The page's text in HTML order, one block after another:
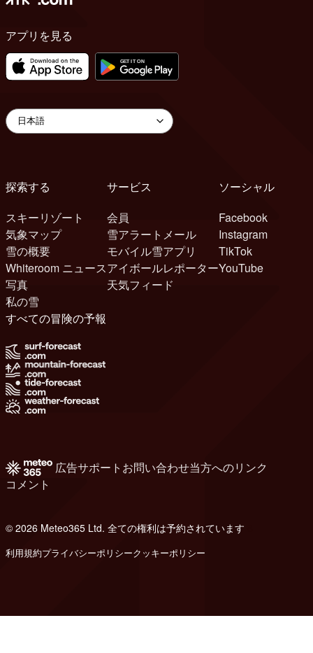
アプリを見る
探索する
スキーリゾート
気象マップ
雪の概要
Whiteroom ニュース
写真
私の雪
サービス
会員
雪アラートメール
モバイル雪アプリ
アイボールレポーター
天気フィード
ソーシャル
Facebook
Instagram
TikTok
YouTube
すべての冒険の予報
広告サポート お問い合わせ当方へのリンク
コメント
© 2026 Meteo365 Ltd. 全ての権利は予約されています
利用規約プライバシーポリシークッキーポリシー